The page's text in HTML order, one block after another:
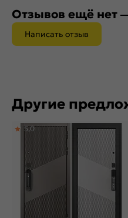
Отзывов ещё нет
Написать отзыв
Другие
5,0